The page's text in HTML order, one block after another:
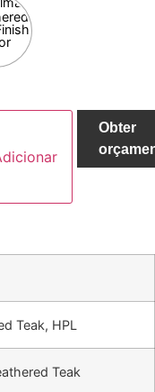
Obter
Teak, HPL
Teak